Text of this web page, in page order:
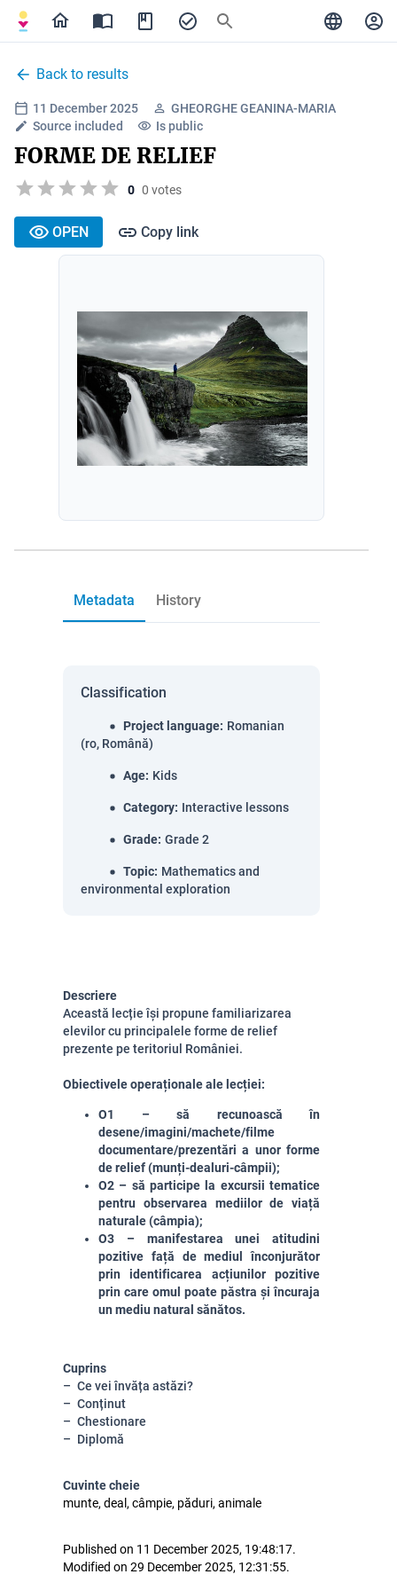
Back to results
11 December 2025
GHEORGHE GEANINA-MARIA
Source included
Is public
FORME DE RELIEF
0 0 votes
OPEN Copy link
Metadata History
Classification
Project language: Romanian
(ro, Română)
Age: Kids
Category: Interactive lessons
Grade: Grade 2
Topic: Mathematics and
environmental exploration
Descriere
Această lecție își propune familiarizarea
elevilor cu principalele forme de relief
prezente pe teritoriul României.
Obiectivele operaționale ale lecției:
O1 – să recunoască în
desene/imagini/machete/filme
documentare/prezentări a unor forme
de relief (munți-dealuri-câmpii);
O2 – să participe la excursii tematice
pentru observarea mediilor de viață
naturale (câmpia);
O3 – manifestarea unei atitudini
pozitive față de mediul înconjurător
prin identificarea acțiunilor pozitive
prin care omul poate păstra și încuraja
un mediu natural sănătos.
Cuprins
Ce vei învăța astăzi?
Conținut
Chestionare
Diplomă
Cuvinte cheie
munte, deal, câmpie, păduri, animale
Published on 11 December 2025, 19:48:17.
Modified on 29 December 2025, 12:31:55.